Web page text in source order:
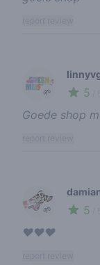
🌱 5
Goede shop
🌱 5
❤️❤️❤️